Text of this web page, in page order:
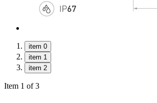
item 0
item 1
item 2
Item 1 of 3